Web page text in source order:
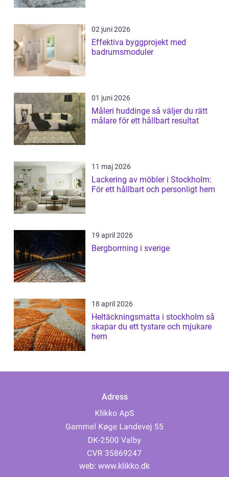
02 juni 2026
Effektiva byggprojekt med
badrumsmoduler
01 juni 2026
Måleri huddinge så väljer du rätt
målare för ett hållbart resultat
11 maj 2026
Lackering av möbler i Stockholm:
För ett hållbart och personligt hem
19 april 2026
Bergborrning i sverige
18 april 2026
Heltäckningsmatta i stockholm så
skapar du ett tystare och mjukare
hem
Adress
web: www.klikko.dk